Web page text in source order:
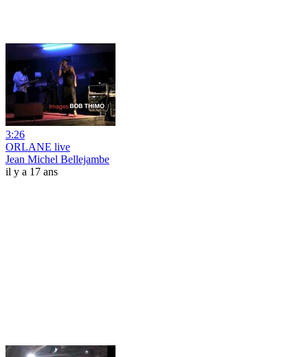
3:26
ORLANE live
Jean Michel Bellejambe
il y a 17 ans